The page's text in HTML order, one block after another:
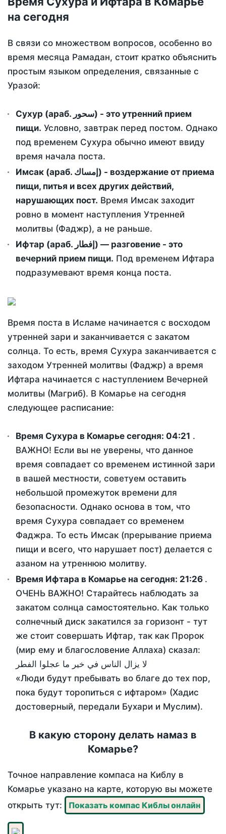
на сегодня
В связи со множеством вопросов, особенно во
время месяца Рамадан, стоит кратко объяснить
простым языком определения, связанные с
Уразой:
Сухур (араб. سحور) - это утренний прием
пищи. Условно, завтрак перед постом. Однако
под временем Сухура обычно имеют ввиду
время начала поста.
Имсак (араб. إمساك) - воздержание от приема
пищи, питья и всех других действий,
нарушающих пост. Время Имсак заходит
ровно в момент наступления Утренней
молитвы (Фаджр), а не раньше.
Ифтар (араб. إفطار) — разговение - это
вечерний прием пищи. Под временем Ифтара
подразумевают время конца поста.
Время поста в Исламе начинается с восходом
утренней зари и заканчивается с закатом
солнца. То есть, время Сухура заканчивается с
заходом Утренней молитвы (Фаджр) а время
Ифтара начинается с наступлением Вечерней
молитвы (Магриб). В Комарье на сегодня
следующее расписание:
Время Сухура в Комарье сегодня: 04:21 .
ВАЖНО! Если вы не уверены, что данное
время совпадает со временем истинной зари
в вашей местности, советуем оставить
небольшой промежуток времени для
безопасности. Однако основа в том, что
время Сухура совпадает со временем
Фаджра. То есть Имсак (прерывание приема
пищи и всего, что нарушает пост) делается с
азаном на утреннюю молитву.
Время Ифтара в Комарье на сегодня: 21:26 .
ОЧЕНЬ ВАЖНО! Старайтесь наблюдать за
закатом солнца самостоятельно. Как только
солнечный диск закатился за горизонт - тут
же стоит совершать Ифтар, так как Пророк
(мир ему и благословение Аллаха) сказал:
لا يزال الناس في خير ما عجلوا الفطر
«Люди будут пребывать во благе до тех пор,
пока будут торопиться с ифтаром» (Хадис
достоверный, передали Бухари и Муслим).
В какую сторону делать намаз в
Комарье?
Точное направление компаса на Киблу в
Комарье указано на карте, которую вы можете
открыть тут:
Показать компас Киблы онлайн